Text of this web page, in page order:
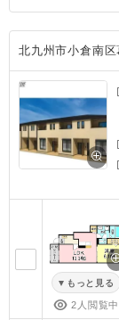
北九州市小倉南
もっと見る
2人閲覧中